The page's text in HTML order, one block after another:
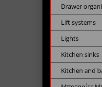
Drawer
Lift systems
Lights
Kitchen sinks
Kitchen and